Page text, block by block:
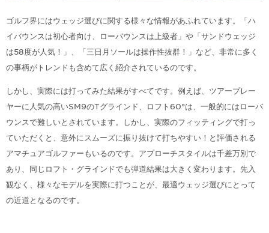
ゴルフ界にはウェッジ選びに関する様々な情報があふれています。「ハ
イバウンスは初心者向け、ローバウンスは上級者」や「サンドウェッジ
は58度が人気！」、「三日月ソールは操作性抜群！」など、非常に多く
の事柄がトレンドも含めて広く紹介されているのです。
しかし、実際には打ってみた結果がすべてです。例えば、ツアープレー
ヤーに人気の高いSM9のTグラインド、ロフト60°は、一般的にはローバ
ウンスで難しいとされています。しかし、実際のフィッティングで打っ
ていただくと、意外にスムーズに振り抜けて打ちやすい！と評価される
アマチュアゴルファーもいるのです。アプローチスタイルは千差万別で
あり、同じロフト・グラインドでも弾道結果は大きく変わります。先入
観なく、様々なモデルを実際に打つことが、最適ウェッジ選びにとって
の近道となるのです。